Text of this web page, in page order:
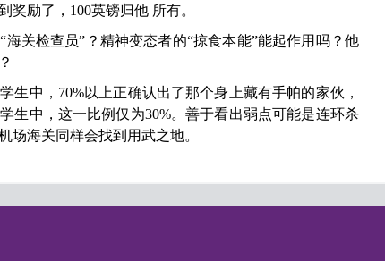
奖励了，100英镑归他 所有。
检查员”？精神变态者的“掠食本能”能起作用吗？他
中，70%以上正确认出了那个身上藏有手帕的家伙，
生中，这一比例仅为30%。善于看出弱点可能是连环杀
场海关同样会找到用武之地。